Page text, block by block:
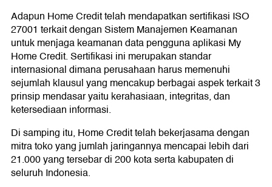
Adapun Home Credit telah mendapatkan sertifikasi ISO
27001 terkait dengan Sistem Manajemen Keamanan
untuk menjaga keamanan data pengguna aplikasi My
Home Credit. Sertifikasi ini merupakan standar
internasional dimana perusahaan harus memenuhi
sejumlah klausul yang mencakup berbagai aspek terkait 3
prinsip mendasar yaitu kerahasiaan, integritas, dan
ketersediaan informasi.
Di samping itu, Home Credit telah bekerjasama dengan
mitra toko yang jumlah jaringannya mencapai lebih dari
21.000 yang tersebar di 200 kota serta kabupaten di
seluruh Indonesia.